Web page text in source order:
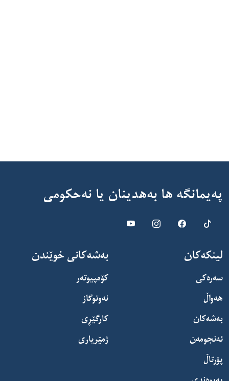
پەیمانگە ها بەهدینان یا نەحکومى
لینکەکان
سەرەکی
هەواڵ
بەشەکان
ئەنجومەن
پۆرتاڵ
بەشەکانی خوێندن
کۆمپیوتەر
نەوتوگاز
کارگێڕی
ژمێریاری